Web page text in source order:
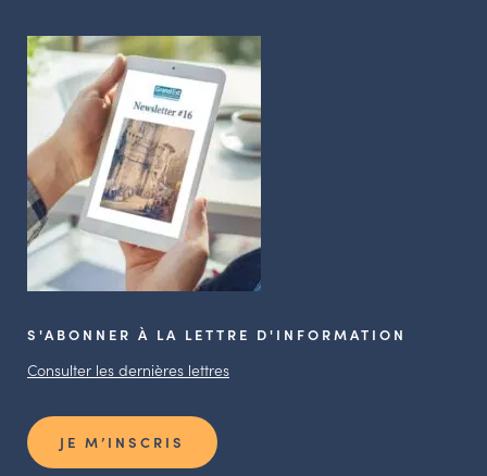
S'ABONNER À LA LETTRE D'INFORMATION
Consulter les dernières lettres
JE M’INSCRIS